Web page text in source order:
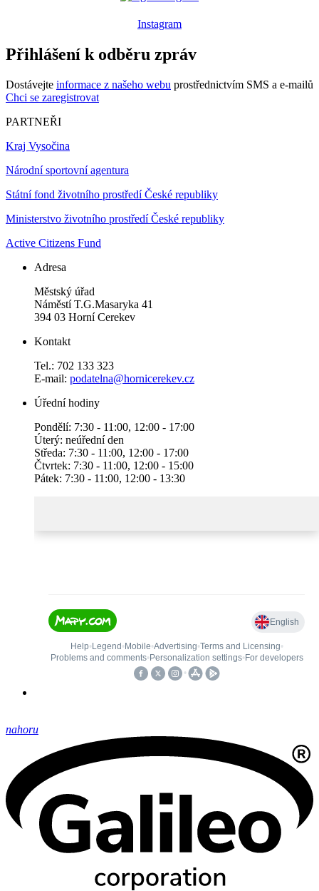
Instagram
Přihlášení k odběru zpráv
Dostávejte informace z našeho webu prostřednictvím SMS a e-mailů
Chci se zaregistrovat
PARTNEŘI
Kraj Vysočina
Národní sportovní agentura
Státní fond životního prostředí České republiky
Ministerstvo životního prostředí České republiky
Active Citizens Fund
Adresa
Městský úřad
Náměstí T.G.Masaryka 41
394 03 Horní Cerekev
Kontakt
Tel.: 702 133 323
E-mail: podatelna@hornicerekev.cz
Úřední hodiny
Pondělí: 7:30 - 11:00, 12:00 - 17:00
Úterý: neúřední den
Středa: 7:30 - 11:00, 12:00 - 17:00
Čtvrtek: 7:30 - 11:00, 12:00 - 15:00
Pátek: 7:30 - 11:00, 12:00 - 13:30
nahoru